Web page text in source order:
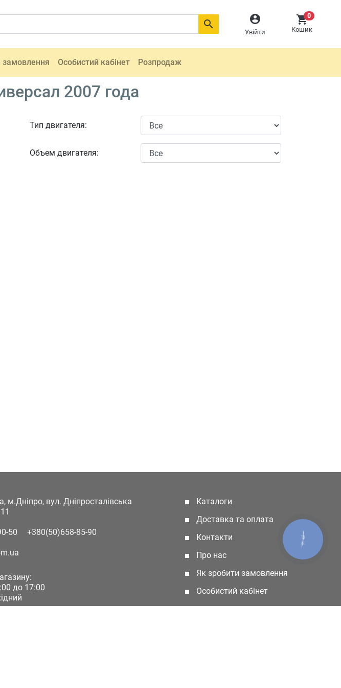

Увійти
0
Кошик

замовлення Особистий кабінет Розпродаж
2007 года
Тип двигателя:
Объем двигателя:
м.Дніпро, вул. Дніпросталівська
50 +380(50)658-85-90
до 17:00
Каталоги
Доставка та оплата
Контакти
Про нас
Як зробити замовлення
Особистий кабінет
КНОПКА
ЗВ'ЯЗКУ